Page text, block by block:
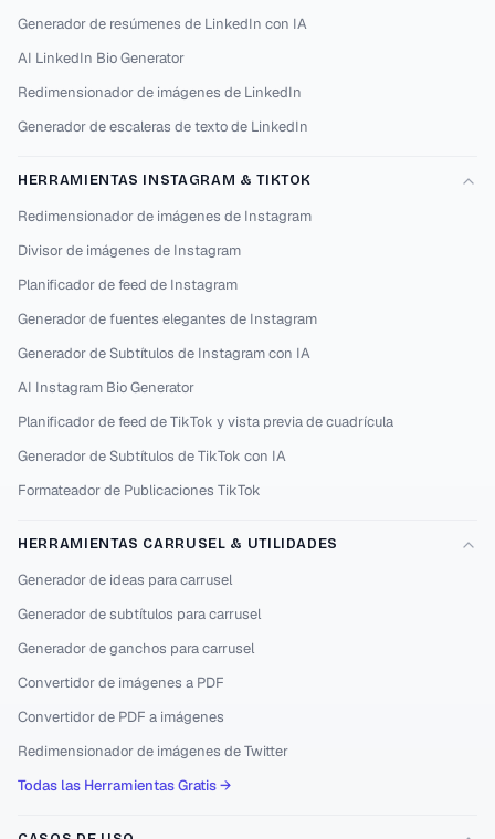
Generador de resúmenes de LinkedIn con IA
AI LinkedIn Bio Generator
Redimensionador de imágenes de LinkedIn
Generador de escaleras de texto de LinkedIn
HERRAMIENTAS INSTAGRAM & TIKTOK
Redimensionador de imágenes de Instagram
Divisor de imágenes de Instagram
Planificador de feed de Instagram
Generador de fuentes elegantes de Instagram
Generador de Subtítulos de Instagram con IA
AI Instagram Bio Generator
Planificador de feed de TikTok y vista previa de cuadrícula
Generador de Subtítulos de TikTok con IA
Formateador de Publicaciones TikTok
HERRAMIENTAS CARRUSEL & UTILIDADES
Generador de ideas para carrusel
Generador de subtítulos para carrusel
Generador de ganchos para carrusel
Convertidor de imágenes a PDF
Convertidor de PDF a imágenes
Redimensionador de imágenes de Twitter
Todas las Herramientas Gratis →